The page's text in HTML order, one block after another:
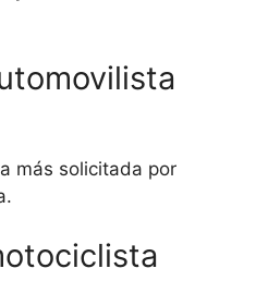
más solicitada por